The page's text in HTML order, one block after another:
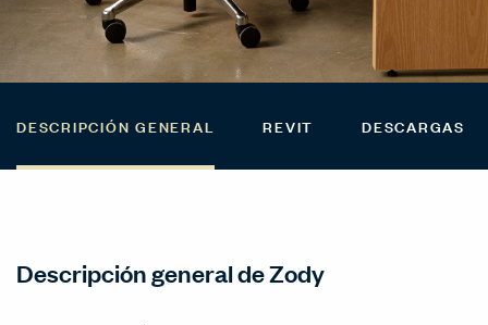
DESCRIPCIÓN GENERAL REVIT DESCARGAS
Descripción general de Zody